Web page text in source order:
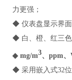
力更强；
◆ 仪表盘显示界面
◆ 白、橙、红三色
◆ mg/m3、ppm、
◆ 采用嵌入式32